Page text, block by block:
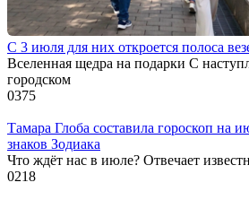
С 3 июля для них откроется полоса
Вселенная щедра на подарки С
городском
0375
Тамара Глоба составила гороскоп на
знаков Зодиака
Что ждёт нас в июле? Отвечает
0218